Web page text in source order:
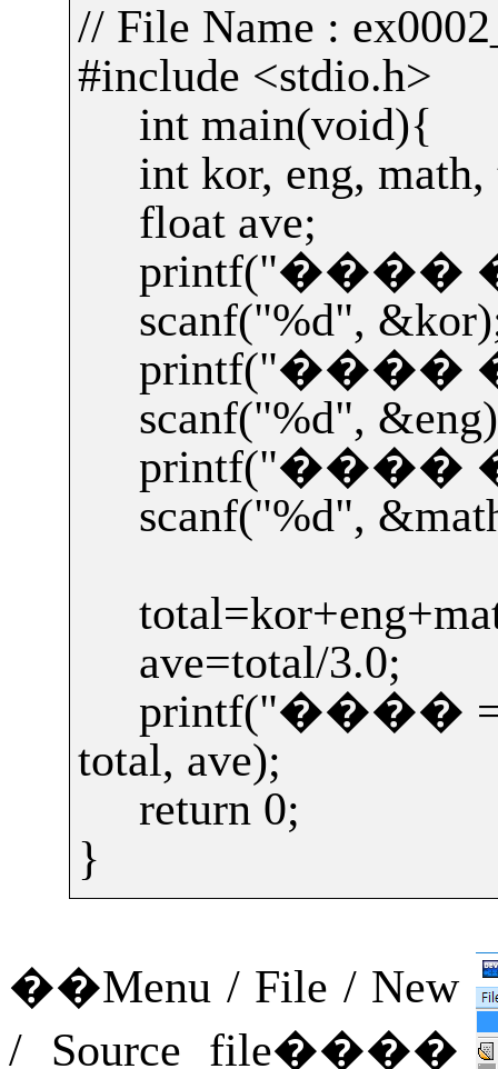
// File Name :
#include <stdio.h>
int main(void){
int kor, eng,
float ave;
printf("����
scanf("%d",
printf("����
scanf("%d",
printf("����
scanf("%d",
ave=total/3.0;
printf("����
total, ave);
return 0;
}
��Menu / File / New
/ Source file����